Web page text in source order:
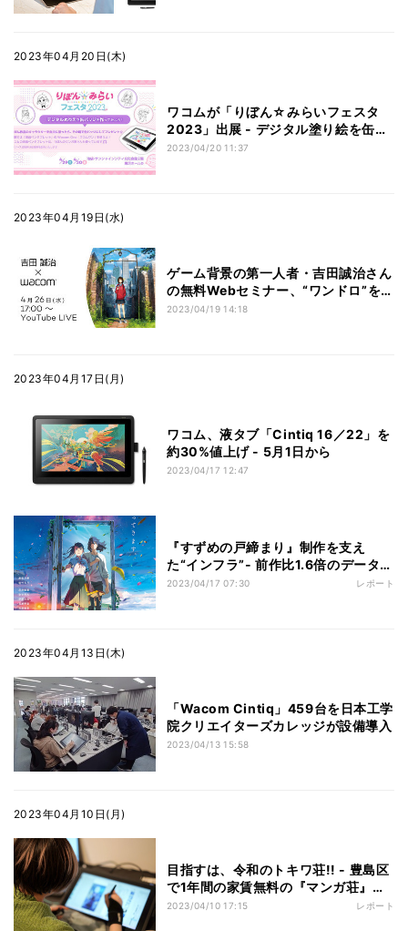
2023年04月20日(木)
ワコムが「りぼん☆みらいフェスタ
2023」出展 - デジタル塗り絵を缶バ
ッジに
2023/04/20 11:37
2023年04月19日(水)
ゲーム背景の第一人者・吉田誠治さん
の無料Webセミナー、“ワンドロ”を披
露
2023/04/19 14:18
2023年04月17日(月)
ワコム、液タブ「Cintiq 16／22」を
約30%値上げ - 5月1日から
2023/04/17 12:47
『すずめの戸締まり』制作を支え
た“インフラ”- 前作比1.6倍のデータを
いかに管理したか
2023/04/17 07:30 レポート
2023年04月13日(木)
「Wacom Cintiq」459台を日本工学
院クリエイターズカレッジが設備導入
2023/04/13 15:58
2023年04月10日(月)
目指すは、令和のトキワ荘!! - 豊島区
で1年間の家賃無料の『マンガ荘』ス
タート
2023/04/10 17:15 レポート